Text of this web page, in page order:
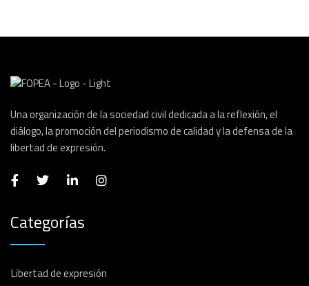
Una organización de la sociedad civil dedicada a la reflexión, el
diálogo, la promoción del periodismo de calidad y la defensa de la
libertad de expresión.
Categorías
Libertad de expresión